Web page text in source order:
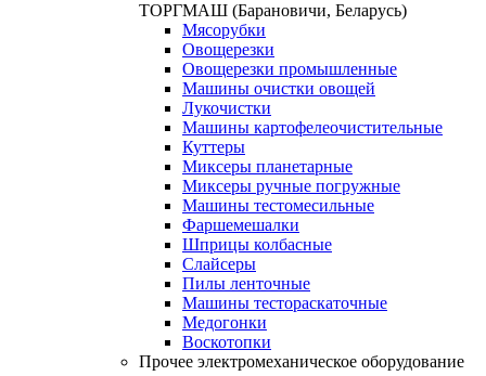
ТОРГМАШ (Барановичи, Беларусь)
Мясорубки
Овощерезки
Овощерезки промышленные
Машины очистки овощей
Лукочистки
Машины картофелеочистительные
Куттеры
Миксеры планетарные
Миксеры ручные погружные
Машины тестомесильные
Фаршемешалки
Шприцы колбасные
Слайсеры
Пилы ленточные
Машины тестораскаточные
Медогонки
Воскотопки
Прочее электромеханическое оборудование